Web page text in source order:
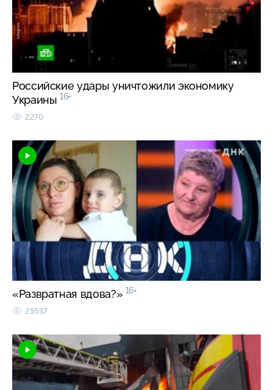
Российские удары уничтожили экономику
Украины 16+
2270
«Развратная вдова?» 16+
25537